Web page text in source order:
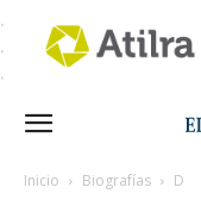
Inicio Biografías D